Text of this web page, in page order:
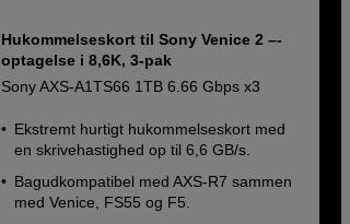
Hukommelseskort til Sony Venice 2 –-
optagelse i 8,6K, 3-pak
Sony AXS-A1TS66 1TB 6.66 Gbps x3
Ekstremt hurtigt hukommelseskort med
en skrivehastighed op til 6,6 GB/s.
Bagudkompatibel med AXS-R7 sammen
med Venice, FS55 og F5.